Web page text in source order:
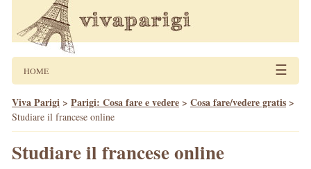
HOME ☰
Viva Parigi > Parigi: Cosa fare e vedere > Cosa fare/vedere gratis >
Studiare il francese online
Studiare il francese online